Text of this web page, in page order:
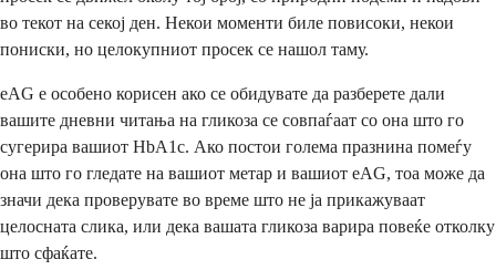
во текот на секој ден. Некои моменти биле повисоки, некои
пониски, но целокупниот просек се нашол таму.
eAG е особено корисен ако се обидувате да разберете дали
вашите дневни читања на гликоза се совпаѓаат со она што го
сугерира вашиот HbA1c. Ако постои голема празнина помеѓу
она што го гледате на вашиот метар и вашиот eAG, тоа може да
значи дека проверувате во време што не ја прикажуваат
целосната слика, или дека вашата гликоза варира повеќе отколку
што сфаќате.